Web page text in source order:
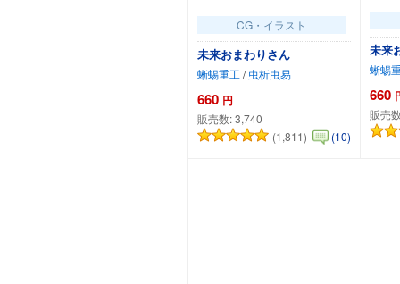
CG・イラスト
未来おまわりさん
蜥蜴重工/ 虫析虫易
660 円
販売数:3,740
(1,811)
(10)
カートに追加
未来
蜥蜴
660
販売